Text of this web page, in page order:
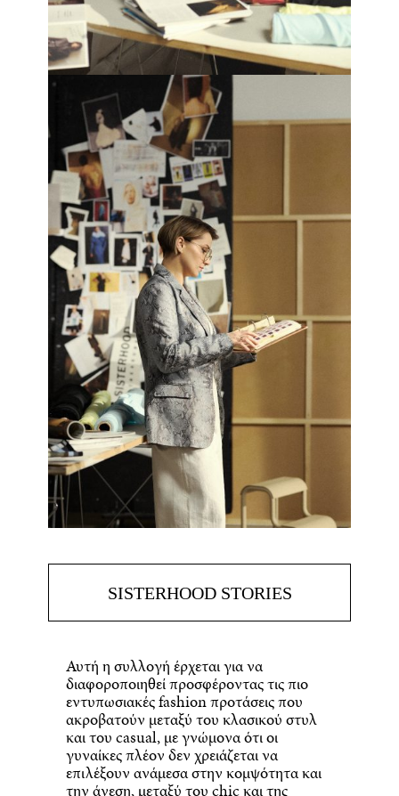
SISTERHOOD STORIES
Αυτή η συλλογή έρχεται για να
διαφοροποιηθεί προσφέροντας τις πιο
εντυπωσιακές fashion προτάσεις που
ακροβατούν μεταξύ του κλασικού στυλ
και του casual, με γνώμονα ότι οι
γυναίκες πλέον δεν χρειάζεται να
επιλέξουν ανάμεσα στην κομψότητα και
την άνεση, μεταξύ του chic και της